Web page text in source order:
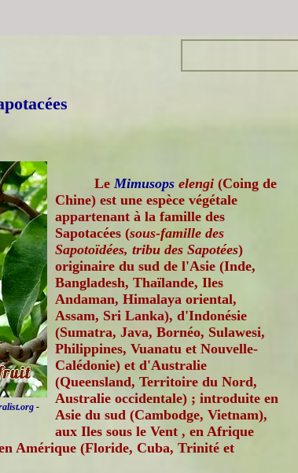
-
LeMimusops elengi (Coing de
Chine) est une espèce végétale
appartenant à la famille des
Sapotacées (sous-famille des
Sapotoïdées, tribu des Sapotées)
originaire du sud de l'Asie (Inde,
Bangladesh, Thaïlande, Iles
Andaman, Himalaya oriental,
Assam, Sri Lanka), d'Indonésie
(Sumatra, Java, Bornéo, Sulawesi,
Philippines, Vuanatu et Nouvelle-
Calédonie) et d'Australie
(Queensland, Territoire du Nord,
Australie occidentale) ; introduite en
Asie du sud (Cambodge, Vietnam),
aux Iles sous le Vent , en Afrique
Amérique (Floride, Cuba, Trinité et